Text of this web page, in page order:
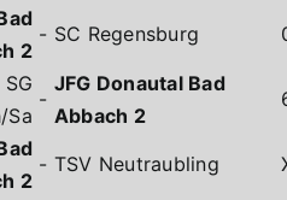
2
- SC Regensburg
SG
Sa
-
JFG Donautal Bad
Abbach 2
2
- TSV Neutraubling